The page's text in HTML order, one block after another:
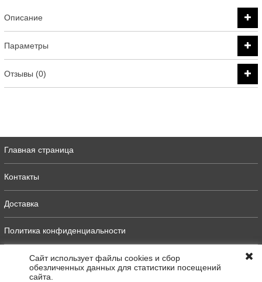
Описание
Параметры
Отзывы (0)
Главная страница
Контакты
Доставка
Политика конфиденциальности
ОфертаСайт использует файлы cookies и сбор
обезличенных данных для статистики посещений
сайта.